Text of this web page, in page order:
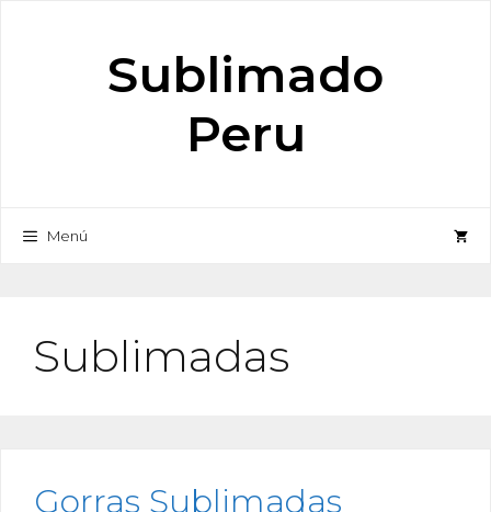
Sublimado
Peru
Menú
Sublimadas
Gorras Sublimadas